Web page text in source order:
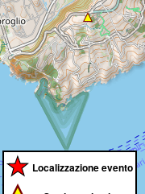
Localizzazione evento